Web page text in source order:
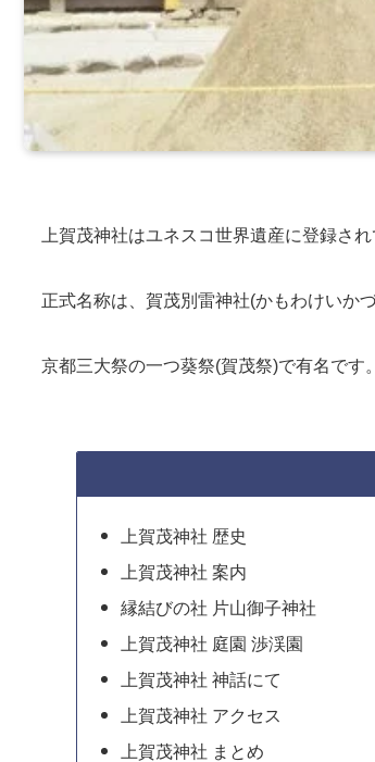
上賀茂神社はユネスコ世界遺産に登録され
正式名称は、賀茂別雷神社(かもわけいか
京都三大祭の一つ葵祭(賀茂祭)で有名です。
上賀茂神社 歴史
上賀茂神社 案内
縁結びの社 片山御子神社
上賀茂神社 庭園 渉渓園
上賀茂神社 神話にて
上賀茂神社 アクセス
上賀茂神社 まとめ